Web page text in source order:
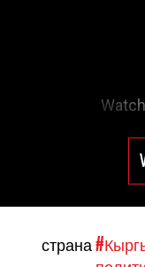
страна